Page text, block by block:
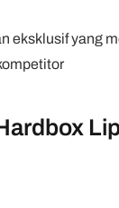
eksklusif yang